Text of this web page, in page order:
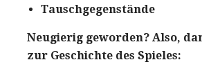
Tauschgegenstände
Neugierig geworden? Also,
zur Geschichte des Spieles: